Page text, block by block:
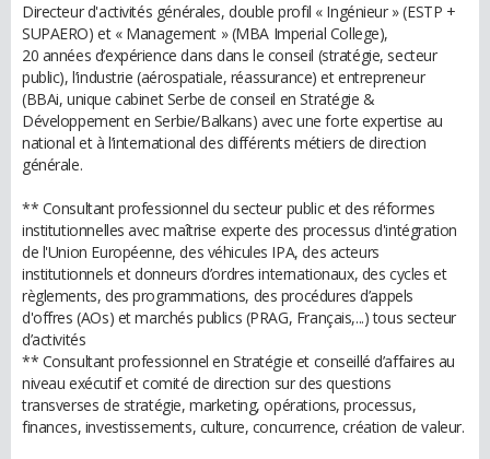
Directeur d'activités générales, double profil « Ingénieur » (ESTP +
SUPAERO) et « Management » (MBA Imperial College),
20 années d’expérience dans dans le conseil (stratégie, secteur
public), l’industrie (aérospatiale, réassurance) et entrepreneur
(BBAi, unique cabinet Serbe de conseil en Stratégie &
Développement en Serbie/Balkans) avec une forte expertise au
national et à l’international des différents métiers de direction
générale.
** Consultant professionnel du secteur public et des réformes
institutionnelles avec maîtrise experte des processus d'intégration
de l'Union Européenne, des véhicules IPA, des acteurs
institutionnels et donneurs d’ordres internationaux, des cycles et
règlements, des programmations, des procédures d’appels
d'offres (AOs) et marchés publics (PRAG, Français,...) tous secteur
d’activités
** Consultant professionnel en Stratégie et conseillé d’affaires au
niveau exécutif et comité de direction sur des questions
transverses de stratégie, marketing, opérations, processus,
finances, investissements, culture, concurrence, création de valeur.